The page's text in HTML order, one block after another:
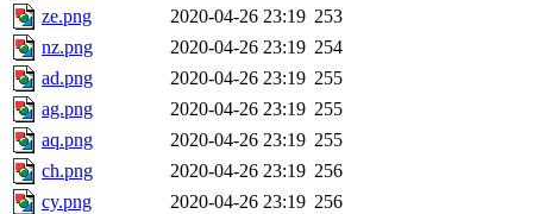
ze.png
2020-04-26 23:19 253
nz.png
2020-04-26 23:19 254
ad.png
2020-04-26 23:19 255
ag.png
2020-04-26 23:19 255
aq.png
2020-04-26 23:19 255
ch.png
2020-04-26 23:19 256
cy.png
2020-04-26 23:19 256